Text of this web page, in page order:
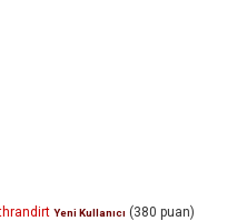
Yeni Kullanıcı (380 puan)